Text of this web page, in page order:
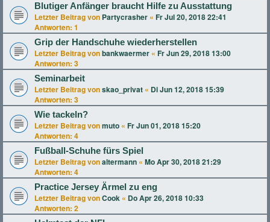
Blutiger Anfänger braucht Hilfe zu Ausstattung
Letzter Beitrag von Partycrasher « Fr Jul 20, 2018 22:41
Antworten: 1
Grip der Handschuhe wiederherstellen
Letzter Beitrag vonbankwaermer « Fr Jun 29, 2018 13:00
Antworten: 3
Seminarbeit
Letzter Beitrag vonskao_privat « Di Jun 12, 2018 15:39
Antworten: 3
Wie tackeln?
Letzter Beitrag vonmuto « Fr Jun 01, 2018 15:20
Antworten: 4
Fußball-Schuhe fürs Spiel
Letzter Beitrag vonaltermann « Mo Apr 30, 2018 21:29
Antworten: 4
Practice Jersey Ärmel zu eng
Letzter Beitrag vonCook « Do Apr 26, 2018 10:33
Antworten: 2